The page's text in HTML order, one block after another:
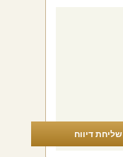
שליחת דיווח